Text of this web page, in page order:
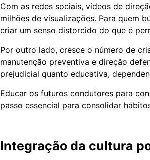
Com as redes sociais, vídeos de
milhões de visualizações. Para quem
criar um senso distorcido do que é
Por outro lado, cresce o número de
manutenção preventiva e direção
prejudicial quanto educativa,
Educar os futuros condutores para
passo essencial para consolidar
Integração da cultura